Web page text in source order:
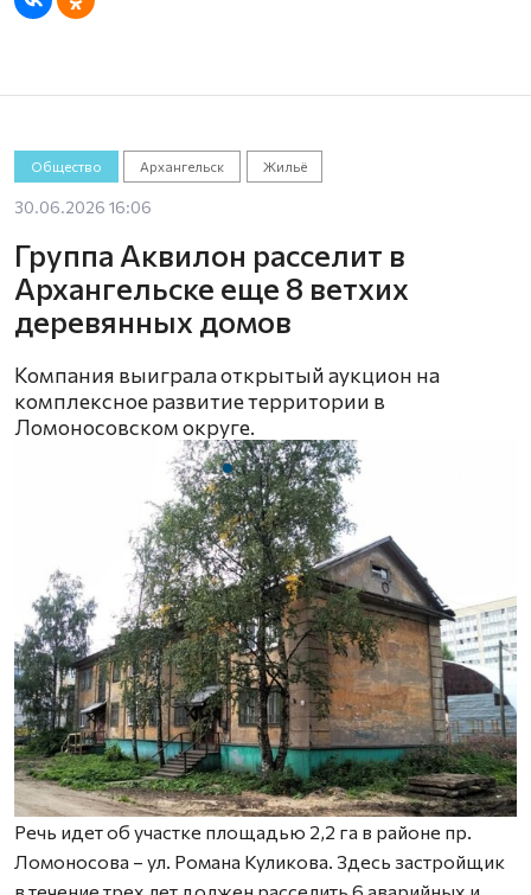
Общество Архангельск Жильё
30.06.2026 16:06
Группа Аквилон расселит в
Архангельске еще 8 ветхих
деревянных домов
Компания выиграла открытый аукцион на
комплексное развитие территории в
Ломоносовском округе.
Речь идет об участке площадью 2,2 га в районе пр.
Ломоносова – ул. Романа Куликова. Здесь застройщик